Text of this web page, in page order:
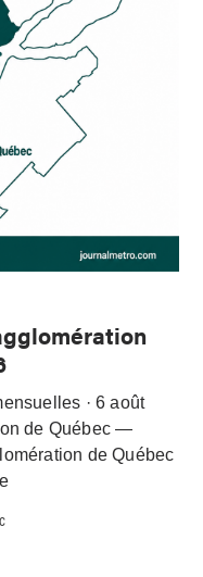
· 6 août
de Québec —
de Québec